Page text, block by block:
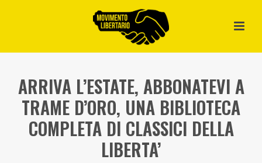
ARRIVA L’ESTATE, ABBONATEVI A
TRAME D’ORO, UNA BIBLIOTECA
COMPLETA DI CLASSICI DELLA
LIBERTA’